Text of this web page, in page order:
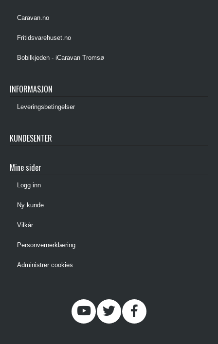
Caravan.no
Fritidsvarehuset.no
Bobilkjeden - iCaravan Tromsø
INFORMASJON
Leveringsbetingelser
KUNDESENTER
Mine sider
Logg inn
Ny kunde
Vilkår
Personvernerklæring
Administrer cookies